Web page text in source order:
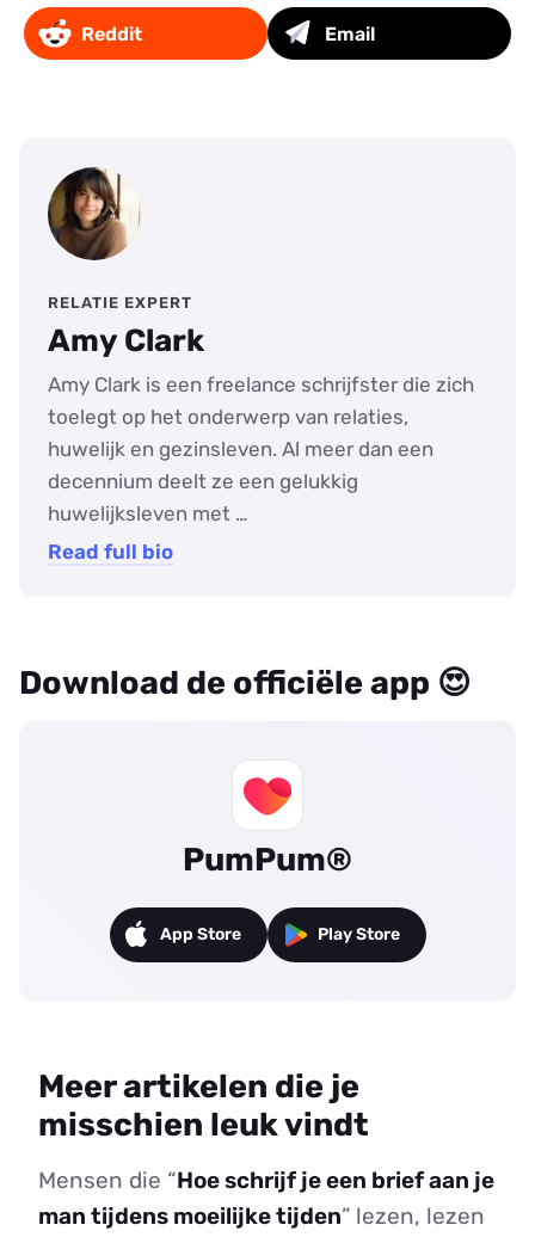
Reddit Email
RELATIE EXPERT
Amy Clark
Amy Clark is een freelance schrijfster die zich
toelegt op het onderwerp van relaties,
huwelijk en gezinsleven. Al meer dan een
decennium deelt ze een gelukkig
huwelijksleven met …
Read full bio
Download de officiële app 😍
PumPum®
App Store Play Store
Meer artikelen die je
misschien leuk vindt
Mensen die “Hoe schrijf je een brief aan je
man tijdens moeilijke tijden” lezen, lezen